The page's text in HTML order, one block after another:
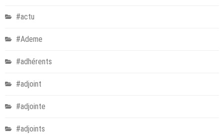
#actu
#Ademe
#adhérents
#adjoint
#adjointe
#adjoints